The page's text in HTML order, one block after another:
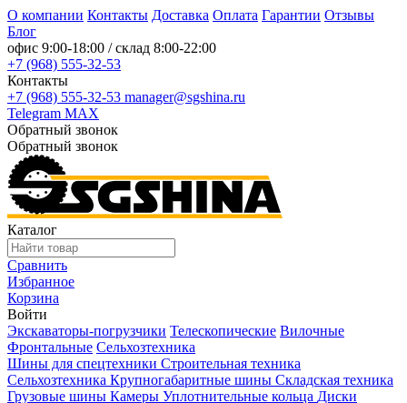
О компании Контакты Доставка Оплата Гарантии Отзывы
Блог
офис 9:00-18:00 / склад 8:00-22:00
+7 (968) 555-32-53
Контакты
+7 (968) 555-32-53 manager@sgshina.ru
Telegram MAX
Обратный звонок
Обратный звонок
Каталог
Сравнить
Избранное
Корзина
Войти
Экскаваторы-погрузчики Телескопические Вилочные
Фронтальные Сельхозтехника
Шины для спецтехники Строительная техника
Сельхозтехника Крупногабаритные шины Складская техника
Грузовые шины Камеры Уплотнительные кольца Диски